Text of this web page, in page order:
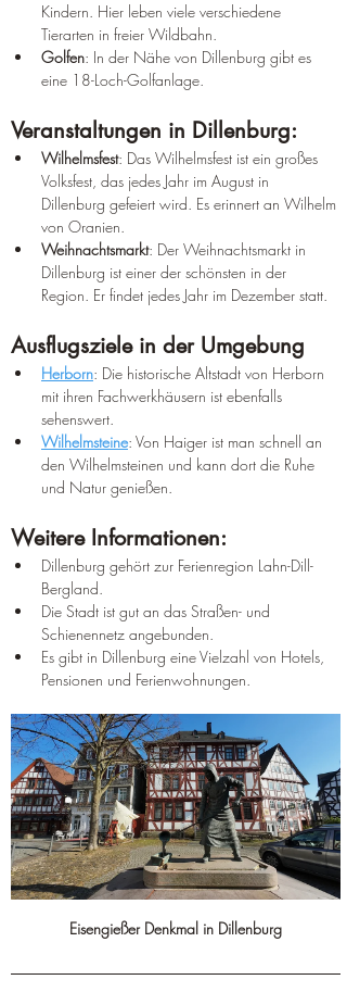
Kindern. Hier leben viele verschiedene
Tierarten in freier Wildbahn.
Golfen: In der Nähe von Dillenburg gibt es
eine 18-Loch-Golfanlage.
Veranstaltungen in Dillenburg:
Wilhelmsfest: Das Wilhelmsfest ist ein großes
Volksfest, das jedes Jahr im August in
Dillenburg gefeiert wird. Es erinnert an Wilhelm
von Oranien.
Weihnachtsmarkt: Der Weihnachtsmarkt in
Dillenburg ist einer der schönsten in der
Region. Er findet jedes Jahr im Dezember statt.
Ausflugsziele in der Umgebung
Herborn: Die historische Altstadt von Herborn
mit ihren Fachwerkhäusern ist ebenfalls
sehenswert.
Wilhelmsteine: Von Haiger ist man schnell an
den Wilhelmsteinen und kann dort die Ruhe
und Natur genießen.
Weitere Informationen:
Dillenburg gehört zur Ferienregion Lahn-Dill-
Bergland.
Die Stadt ist gut an das Straßen- und
Schienennetz angebunden.
Es gibt in Dillenburg eine Vielzahl von Hotels,
Pensionen und Ferienwohnungen.
Eisengießer Denkmal in Dillenburg